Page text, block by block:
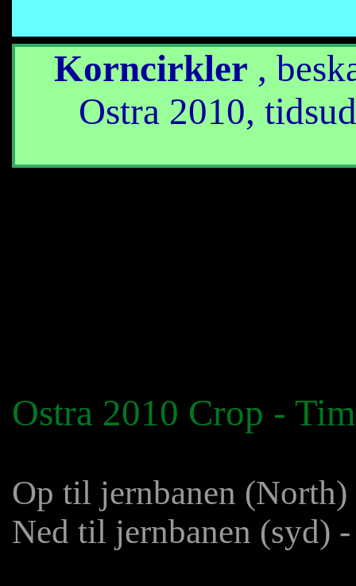
Korncirkler ,
Ostra 2010,
Ostra 2010 Crop -
Op til jernbanen (North)
Ned til jernbanen (syd)